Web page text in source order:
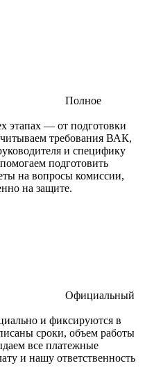
Полное
этапах — от подготовки
требования ВАК,
и специфику
подготовить
на вопросы комиссии,
на защите.
Официальный
и фиксируются в
сроки, объем работы
все платежные
и нашу ответственность